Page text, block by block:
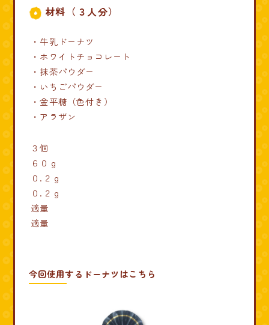
材料（３人分）
・牛乳ドーナツ
・ホワイトチョコレート
・抹茶パウダー
・いちごパウダー
・金平糖（色付き）
・アラザン
３個
６０ｇ
０.２ｇ
０.２ｇ
適量
適量
今回使用するドーナツはこちら